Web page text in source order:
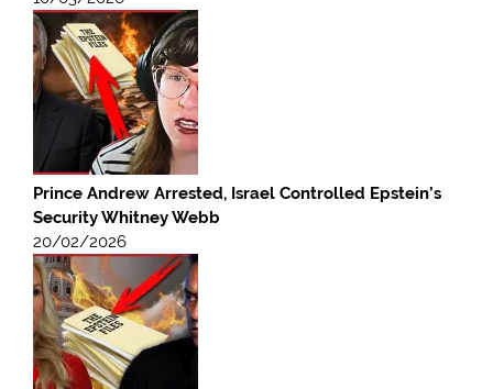
Prince Andrew Arrested, Israel Controlled Epstein’s
Security Whitney Webb
20/02/2026